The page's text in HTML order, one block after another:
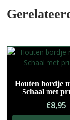
Houten bordje
Schaal met
€8,95